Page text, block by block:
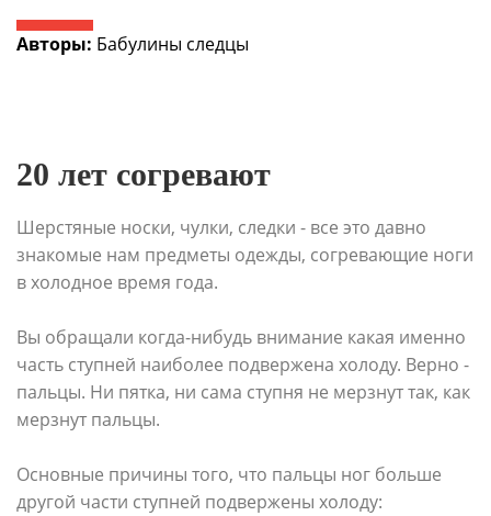
Авторы: Бабулины следцы
20 лет согревают
Шерстяные носки, чулки, следки - все это давно
знакомые нам предметы одежды, согревающие ноги
в холодное время года.
Вы обращали когда-нибудь внимание какая именно
часть ступней наиболее подвержена холоду. Верно -
пальцы. Ни пятка, ни сама ступня не мерзнут так, как
мерзнут пальцы.
Основные причины того, что пальцы ног больше
другой части ступней подвержены холоду: